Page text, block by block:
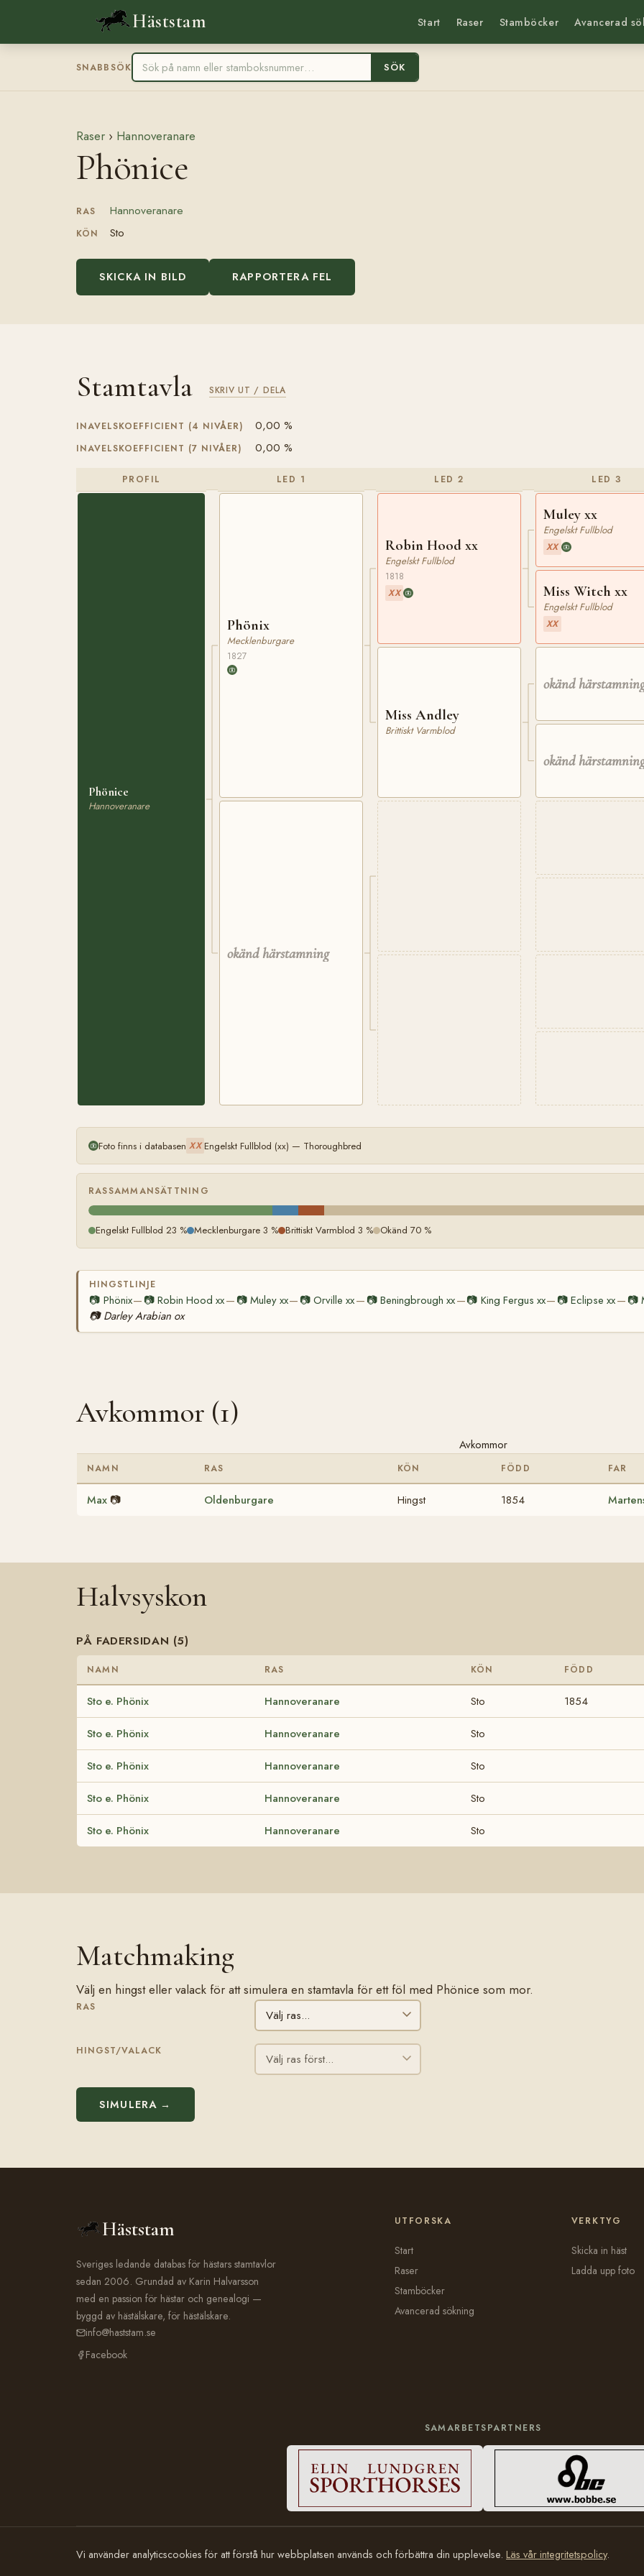
Häststam Start Raser Stamböcker Avancerad
SNABBSÖK SÖK
Raser › Hannoveranare
Phönice
RAS Hannoveranare
KÖN Sto
SKICKA IN BILD RAPPORTERA FEL
Stamtavla SKRIV UT / DELA
INAVELSKOEFFICIENT (4 NIVÅER) 0,00 %
INAVELSKOEFFICIENT (7 NIVÅER) 0,00 %
PROFIL
Phönice
Hannoveranare
LED 1
Phönix
Mecklenburgare
1827
okänd härstamning
LED 2
Robin Hood xx
Engelskt Fullblod
1818
XX
Miss Andley
Brittiskt Varmblod
LED 3
Muley xx
Engelskt Fullblod
XX
Miss Witch xx
Engelskt Fullblod
XX
okänd
okänd
Foto finns i databasen XX Engelskt Fullblod (xx) — Thoroughbred
RASSAMMANSÄTTNING
Engelskt Fullblod 23 % Mecklenburgare 3 % Brittiskt Varmblod 3 % Okänd 70 %
HINGSTLINJE
📷 Phönix— 📷Robin Hood xx— 📷 Muley xx— 📷 Orville xx— 📷Beningbrough xx—📷 King Fergus xx— 📷Eclipse xx— 📷
📷 Darley Arabian ox
Avkommor (1)
Avkommor
NAMN RAS KÖN FÖDD FAR
Max 📷 Oldenburgare Hingst 1854
Halvsyskon
PÅ FADERSIDAN (5)
NAMN RAS KÖN FÖDD
Sto e. Phönix Hannoveranare Sto 1854
Sto e. Phönix Hannoveranare Sto
Sto e. Phönix Hannoveranare Sto
Sto e. Phönix Hannoveranare Sto
Sto e. Phönix Hannoveranare Sto
Matchmaking
Välj en hingst eller valack för att simulera en stamtavla för ett föl med Phönice som mor.
RAS
HINGST/VALACK
SIMULERA →
Häststam
Sveriges ledande databas för hästars stamtavlor
sedan 2006. Grundad av Karin Halvarsson
med en passion för hästar och genealogi —
byggd av hästälskare, för hästälskare.
info@haststam.se
Facebook
UTFORSKA
Start
Raser
Stamböcker
Avancerad sökning
VERKTYG
Skicka in häst
Ladda upp foto
SAMARBETSPARTNERS
© 2006–2026 Häststam.se · Grundad av Karin Halvarsson
Vi använder analyticscookies för att förstå hur webbplatsen används och förbättra din upplevelse. Läs vår integritetspolicy.